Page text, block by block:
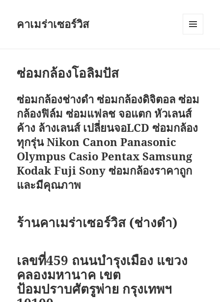
คาเมร่าเซอร์วิส
ซ่อมกล้องโอลิมปัส
ซ่อมกล้องช่างดำ ซ่อมกล้องดิจิตอล ซ่อม
กล้องฟิล์ม ซ่อมแฟลช จอแตก หัวเลนส์
ค้าง ล้างเลนส์ เปลี่ยนจอLCD ซ่อมกล้อง
ทุกรุ่น Nikon Canon Panasonic
Olympus Casio Pentax Samsung
Kodak Fuji Sony ซ่อมกล้องราคาถูก
และมีคุณภาพ
ร้านคาเมร่าเซอร์วิส (ช่างดำ)
เลขที่459 ถนนบำรุงเมือง แขวง
คลองมหานาค เขต
ป้อมปราบศัตรูพ่าย กรุงเทพฯ